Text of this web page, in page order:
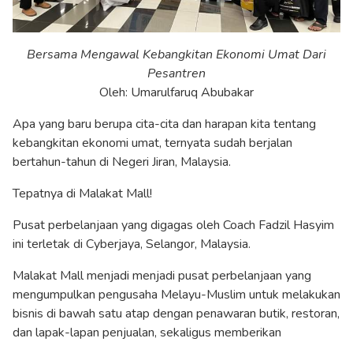
Bersama Mengawal Kebangkitan Ekonomi Umat Dari
Pesantren
Oleh: Umarulfaruq Abubakar
Apa yang baru berupa cita-cita dan harapan kita tentang
kebangkitan ekonomi umat, ternyata sudah berjalan
bertahun-tahun di Negeri Jiran, Malaysia.
Tepatnya di Malakat Mall!
Pusat perbelanjaan yang digagas oleh Coach Fadzil Hasyim
ini terletak di Cyberjaya, Selangor, Malaysia.
Malakat Mall menjadi menjadi pusat perbelanjaan yang
mengumpulkan pengusaha Melayu-Muslim untuk melakukan
bisnis di bawah satu atap dengan penawaran butik, restoran,
dan lapak-lapan penjualan, sekaligus memberikan